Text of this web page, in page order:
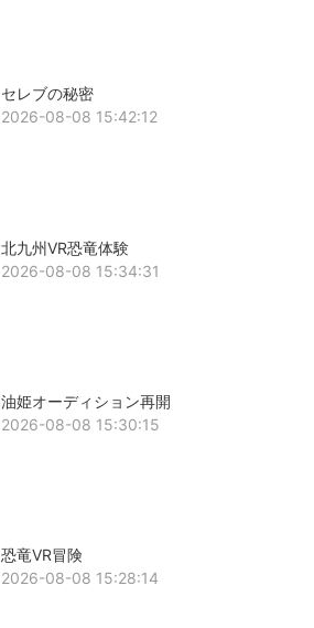
セレブの秘密
2026-08-08 15:42:12
北九州VR恐竜体験
2026-08-08 15:34:31
油姫オーディション再開
2026-08-08 15:30:15
恐竜VR冒険
2026-08-08 15:28:14